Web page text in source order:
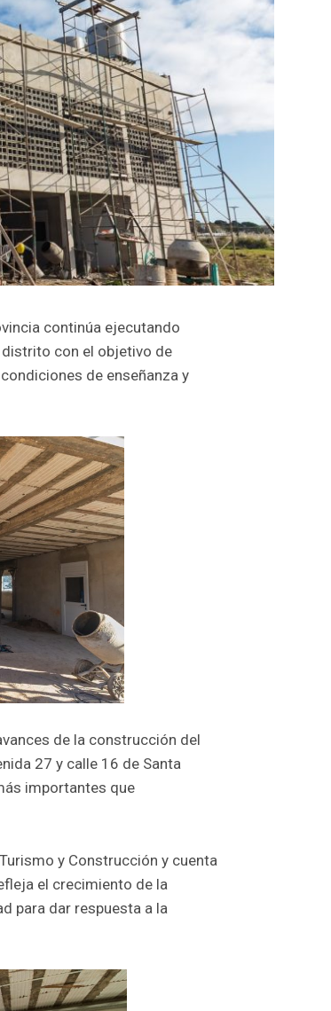
continúa ejecutando
con el objetivo de
de enseñanza y
de la construcción del
27 y calle 16 de Santa
importantes que
y Construcción y cuenta
el crecimiento de la
para dar respuesta a la